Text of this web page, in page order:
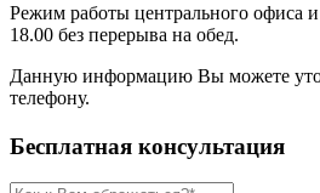
Режим работы центрального офиса
18.00 без перерыва на обед.
Данную информацию Вы можете
телефону.
Бесплатная консультация